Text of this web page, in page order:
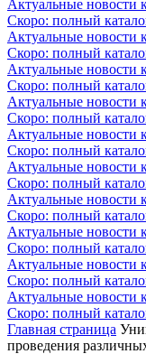
Актуальные новости
Скоро: полный
Актуальные новости
Скоро: полный
Актуальные новости
Скоро: полный
Актуальные новости
Скоро: полный
Актуальные новости
Скоро: полный
Актуальные новости
Скоро: полный
Актуальные новости
Скоро: полный
Актуальные новости
Скоро: полный
Актуальные новости
Скоро: полный
Актуальные новости
Скоро: полный
Главная страница
проведения